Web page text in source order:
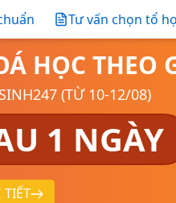
Tư vấn chọn tổ
HỌC
(TỪ 10-12/08)
1 NGÀY
TIẾT